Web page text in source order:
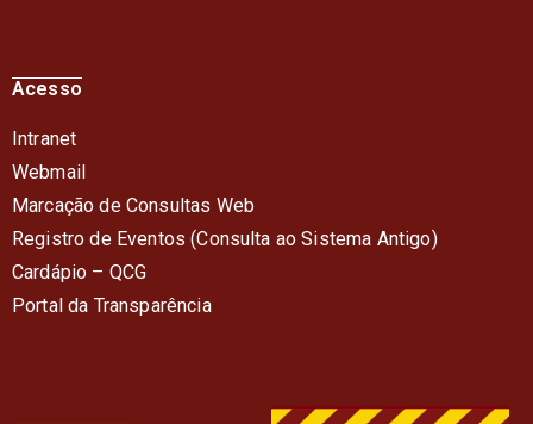
Acesso
Intranet
Webmail
Marcação de Consultas Web
Registro de Eventos (Consulta ao Sistema Antigo)
Cardápio – QCG
Portal da Transparência